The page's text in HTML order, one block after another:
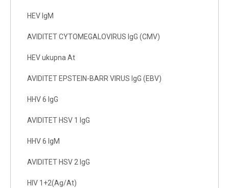
HEV IgM
AVIDITET CYTOMEGALOVIRUS IgG (CMV)
HEV ukupna At
AVIDITET EPSTEIN-BARR VIRUS IgG (EBV)
HHV 6 IgG
AVIDITET HSV 1 IgG
HHV 6 IgM
AVIDITET HSV 2 IgG
HIV 1+2(Ag/At)